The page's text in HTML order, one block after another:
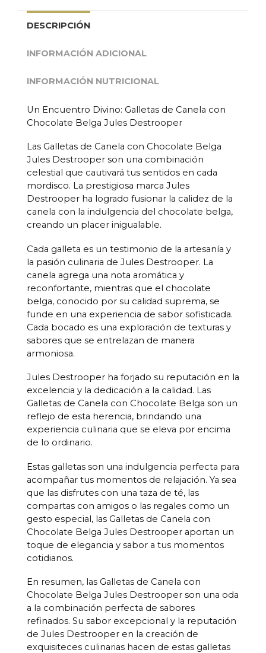
DESCRIPCIÓN
INFORMACIÓN ADICIONAL
INFORMACIÓN NUTRICIONAL
Un Encuentro Divino: Galletas de Canela con
Chocolate Belga Jules Destrooper
Las Galletas de Canela con Chocolate Belga
Jules Destrooper son una combinación
celestial que cautivará tus sentidos en cada
mordisco. La prestigiosa marca Jules
Destrooper ha logrado fusionar la calidez de la
canela con la indulgencia del chocolate belga,
creando un placer inigualable.
Cada galleta es un testimonio de la artesanía y
la pasión culinaria de Jules Destrooper. La
canela agrega una nota aromática y
reconfortante, mientras que el chocolate
belga, conocido por su calidad suprema, se
funde en una experiencia de sabor sofisticada.
Cada bocado es una exploración de texturas y
sabores que se entrelazan de manera
armoniosa.
Jules Destrooper ha forjado su reputación en la
excelencia y la dedicación a la calidad. Las
Galletas de Canela con Chocolate Belga son un
reflejo de esta herencia, brindando una
experiencia culinaria que se eleva por encima
de lo ordinario.
Estas galletas son una indulgencia perfecta para
acompañar tus momentos de relajación. Ya sea
que las disfrutes con una taza de té, las
compartas con amigos o las regales como un
gesto especial, las Galletas de Canela con
Chocolate Belga Jules Destrooper aportan un
toque de elegancia y sabor a tus momentos
cotidianos.
En resumen, las Galletas de Canela con
Chocolate Belga Jules Destrooper son una oda
a la combinación perfecta de sabores
refinados. Su sabor excepcional y la reputación
de Jules Destrooper en la creación de
exquisiteces culinarias hacen de estas galletas